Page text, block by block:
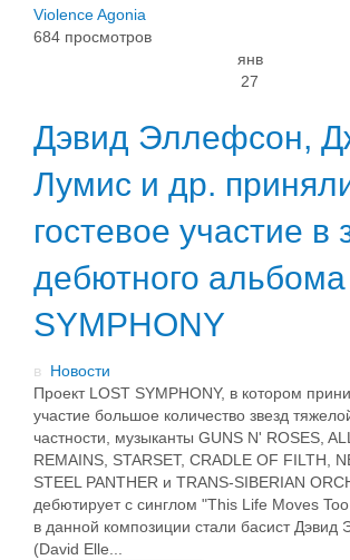
ViolenceAgonia
684 просмотров
янв
27
Дэвид Эллефсон,
Лумис и др.
гостевое участие в
дебютного
SYMPHONY
в Новости
Проект LOST SYMPHONY, в котором
участие большое количество звезд
частности, музыканты GUNS N' ROSES,
REMAINS, STARSET, CRADLE OF FILTH,
STEEL PANTHER и TRANS-SIBERIAN
дебютирует с синглом "This Life Moves
в данной композиции стали басист Дэвид
(David Elle...